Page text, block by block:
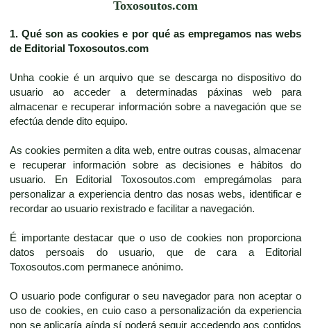
Toxosoutos.com
1. Qué son as cookies e por qué as empregamos nas webs
de Editorial Toxosoutos.com
Unha cookie é un arquivo que se descarga no dispositivo do
usuario ao acceder a determinadas páxinas web para
almacenar e recuperar información sobre a navegación que se
efectúa dende dito equipo.
As cookies permiten a dita web, entre outras cousas, almacenar
e recuperar información sobre as decisiones e hábitos do
usuario. En Editorial Toxosoutos.com empregámolas para
personalizar a experiencia dentro das nosas webs, identificar e
recordar ao usuario rexistrado e facilitar a navegación.
É importante destacar que o uso de cookies non proporciona
datos persoais do usuario, que de cara a Editorial
Toxosoutos.com permanece anónimo.
O usuario pode configurar o seu navegador para non aceptar o
uso de cookies, en cuio caso a personalización da experiencia
non se aplicaría aínda sí poderá seguir accedendo aos contidos